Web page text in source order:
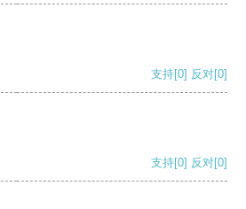
支持[0] 反对[0]
支持[0] 反对[0]